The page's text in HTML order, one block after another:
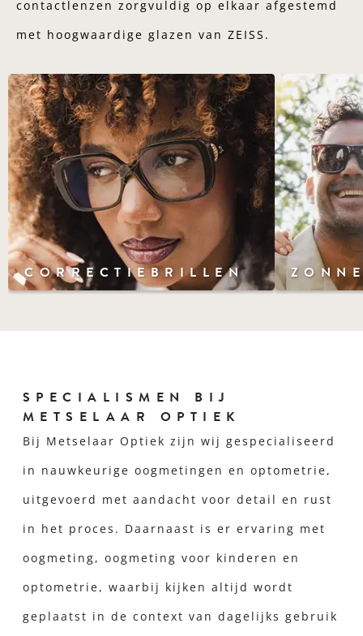
CORRECTIEBRILLEN
contactlenzen zorgvuldig op elkaar afgestemd
met hoogwaardige glazen van ZEISS .
SPECIALISMEN BIJ
METSELAAR OPTIEK
Bij Metselaar Optiek zijn wij gespecialiseerd
in nauwkeurige oogmetingen en optometrie,
uitgevoerd met aandacht voor detail en rust
in het proces. Daarnaast is er ervaring met
oogmeting, oogmeting voor kinderen en
optometrie, waarbij kijken altijd wordt
geplaatst in de context van dagelijks gebruik